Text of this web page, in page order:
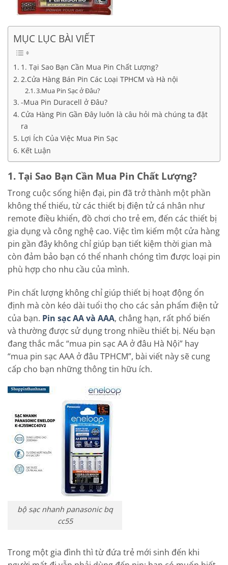
MỤC LỤC BÀI VIẾT
1. Tại Sao Bạn Cần Mua Pin Chất Lượng?
2.Cửa Hàng Bán Pin Các Loại TPHCM và Hà nội
3.Mua Pin Sạc ở Đâu?
-Mua Pin Duracell ở Đâu?
Cửa Hàng Pin Gần Đây luôn là câu hỏi mà chúng ta đặt
ra
Lợi Ích Của Việc Mua Pin Sạc
Kết Luận
1. Tại Sao Bạn Cần Mua Pin Chất Lượng?
Trong cuộc sống hiện đại, pin đã trở thành một phần
không thể thiếu, từ các thiết bị điện tử cá nhân như
remote điều khiển, đồ chơi cho trẻ em, đến các thiết bị
gia dụng và công nghệ cao. Việc tìm kiếm một cửa hàng
pin gần đây không chỉ giúp bạn tiết kiệm thời gian mà
còn đảm bảo bạn có thể nhanh chóng tìm được loại pin
phù hợp cho nhu cầu của mình.
Pin chất lượng không chỉ giúp thiết bị hoạt động ổn
định mà còn kéo dài tuổi thọ cho các sản phẩm điện tử
của bạn. Pin sạc AA và AAA, chẳng hạn, rất phổ biến
và thường được sử dụng trong nhiều thiết bị. Nếu bạn
đang thắc mắc “mua pin sạc AA ở đâu Hà Nội” hay
“mua pin sạc AAA ở đâu TPHCM”, bài viết này sẽ cung
cấp cho bạn những thông tin hữu ích.
bộ sạc nhanh panasonic bq
cc55
Trong một gia đình thì từ đứa trẻ mới sinh đến khi